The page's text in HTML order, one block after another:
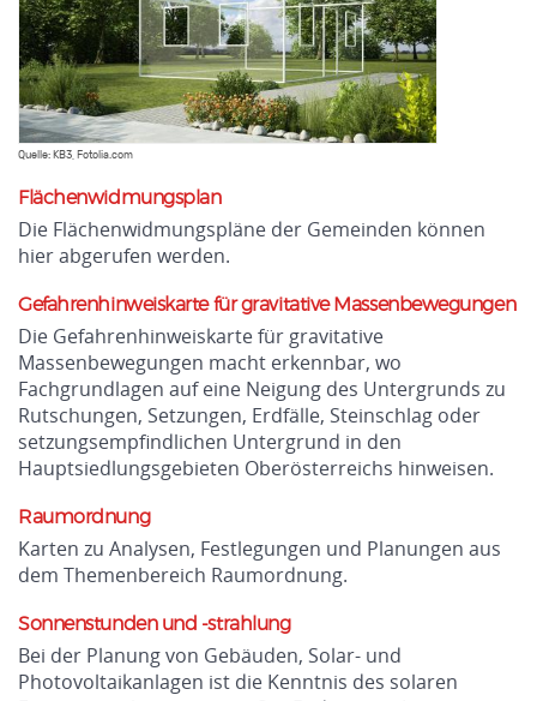
Quelle: KB3, Fotolia.com
Flächenwidmungsplan
Die Flächenwidmungspläne der Gemeinden können
hier abgerufen werden.
Gefahrenhinweiskarte für gravitative Massenbewegungen
Die Gefahrenhinweiskarte für gravitative
Massenbewegungen macht erkennbar, wo
Fachgrundlagen auf eine Neigung des Untergrunds zu
Rutschungen, Setzungen, Erdfälle, Steinschlag oder
setzungsempfindlichen Untergrund in den
Hauptsiedlungsgebieten Oberösterreichs hinweisen.
Raumordnung
Karten zu Analysen, Festlegungen und Planungen aus
dem Themenbereich Raumordnung.
Sonnenstunden und -strahlung
Bei der Planung von Gebäuden, Solar- und
Photovoltaikanlagen ist die Kenntnis des solaren